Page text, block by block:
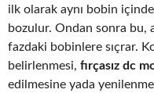
ilk olarak aynı bobin
bozulur. Ondan sonra bu,
fazdaki bobinlere sıçrar.
belirlenmesi, fırçasız dc
edilmesine yada